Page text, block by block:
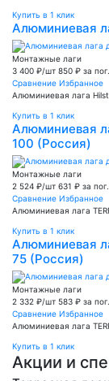
Купить в 1 клик
Алюминиевая
Монтажные лаги
3 400 ₽/шт 850 ₽ за
Сравнение Избранное
Алюминиевая лага Hilst
Купить в 1 клик
Алюминиевая
100 (Россия)
Монтажные лаги
2 524 ₽/шт 631 ₽ за
Сравнение Избранное
Алюминиевая лага
Купить в 1 клик
Алюминиевая
75 (Россия)
Монтажные лаги
2 332 ₽/шт 583 ₽ за
Сравнение Избранное
Алюминиевая лага
Купить в 1 клик
Акции и